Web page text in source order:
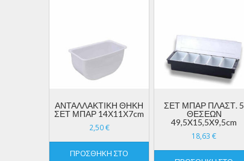
ΑΝΤΑΛΛΑΚΤΙΚΗ ΘΗΚΗ
ΣΕΤ ΜΠΑΡ 14Χ11Χ7cm
2,50€
ΠΡΟΣΘΉΚΗ ΣΤΟ
ΣΕΤ ΜΠΑΡ ΠΛΑΣΤ. 5
ΘΕΣΕΩΝ
49,5X15,5X9,5cm
18,63€